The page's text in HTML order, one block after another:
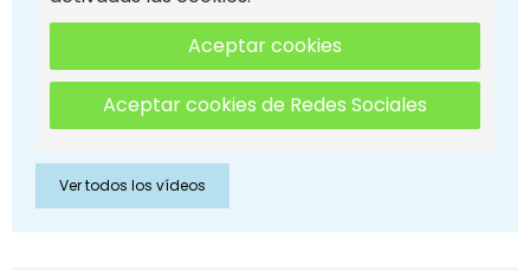
Aceptar cookies
Aceptar cookies de Redes Sociales
Ver todos los vídeos